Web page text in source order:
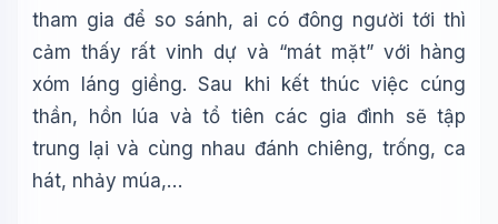
tham gia để so sánh, ai có đông người tới thì
cảm thấy rất vinh dự và “mát mặt” với hàng
xóm láng giềng. Sau khi kết thúc việc cúng
thần, hồn lúa và tổ tiên các gia đình sẽ tập
trung lại và cùng nhau đánh chiêng, trống, ca
hát, nhảy múa,…